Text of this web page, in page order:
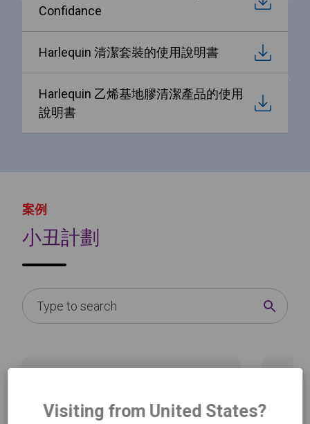
Confidance
Harlequin 清潔套裝的使用說明書
Harlequin 乙烯基地膠清潔產品的使用
說明書
案例
小丑計劃
Visiting from United States?